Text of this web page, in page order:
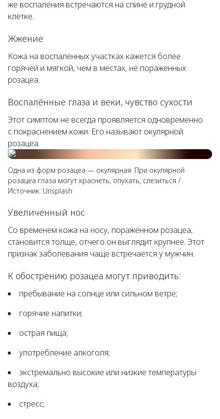
же воспаления встречаются на спине и грудной
клетке.
Жжение
Кожа на воспалённых участках кажется более
горячей и мягкой, чем в местах, не поражённых
розацеа.
Воспалённые глаза и веки, чувство сухости
Этот симптом не всегда проявляется одновременно
с покраснением кожи. Его называют окулярной
розацеа.
Одна из форм розацеа — окулярная. При окулярной
розацеа глаза могут краснеть, опухать, слезиться /
Источник: Unsplash
Увеличенный нос
Со временем кожа на носу, поражённом розацеа,
становится толще, отчего он выглядит крупнее. Этот
признак заболевания чаще встречается у мужчин.
К обострению розацеа могут приводить:
пребывание на солнце или сильном ветре;
горячие напитки;
острая пища;
употребление алкоголя;
экстремально высокие или низкие температуры
воздуха;
стресс;